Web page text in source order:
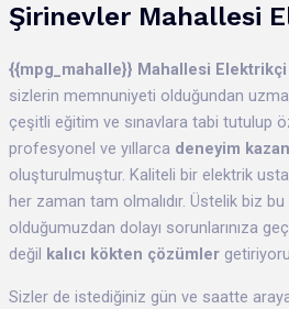
Şirinevler Mahallesi
{{mpg_mahalle}} Mahallesi Elektrikçi
sizlerin memnuniyeti olduğundan
çeşitli eğitim ve sınavlara tabi tutulup
profesyonel ve yıllarca deneyim
oluşturulmuştur. Kaliteli bir elektrik
her zaman tam olmalıdır. Üstelik biz
olduğumuzdan dolayı sorunlarınıza
değil
kalıcı kökten çözümler
Sizler de istediğiniz gün ve saatte